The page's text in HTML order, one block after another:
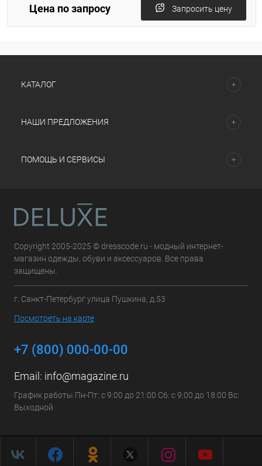
Цена по запросу Запросить цену
КАТАЛОГ
НАШИ ПРЕДЛОЖЕНИЯ
ПОМОЩЬ И СЕРВИСЫ
Copyright 2005-2025 © dresscode.ru - модный интернет-
магазин одежды, обуви и аксессуаров. Все права
защищены.
г. Санкт-Петербург улица Пушкина, д.53
Посмотреть на карте
+7 (800) 000-00-00
Email: info@magazine.ru
График работы Пн-Пт: с 9:00 до 21:00 Сб: с 9:00 до 18:00 Вс:
Выходной